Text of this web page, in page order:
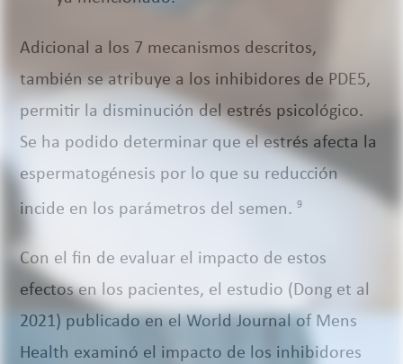
Adicional a los 7 mecanismos descritos,
también se atribuye a los inhibidores de PDE5,
permitir la disminución del estrés psicológico.
Se ha podido determinar que el estrés afecta la
espermatogénesis por lo que su reducción
incide en los parámetros del semen.9
Con el fin de evaluar el impacto de estos
efectos en los pacientes, el estudio (Dong et al
2021) publicado en el World Journal of Mens
Health examinó el impacto de los inhibidores